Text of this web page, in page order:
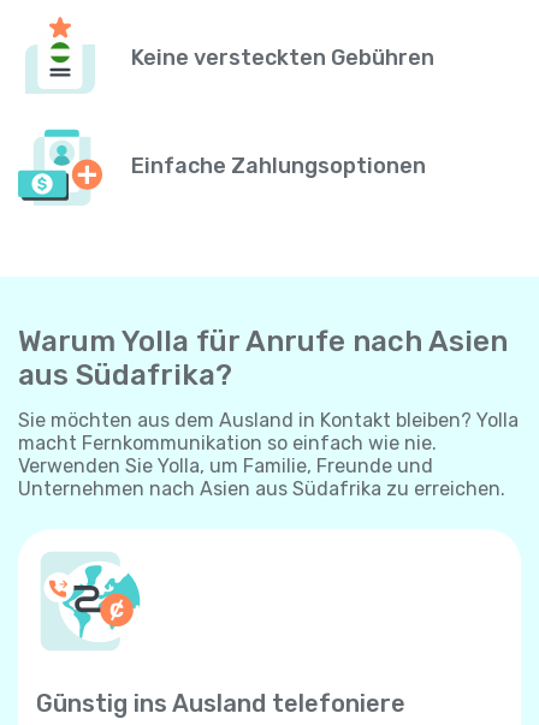
Keine versteckten Gebühren
Einfache Zahlungsoptionen
Warum Yolla für Anrufe nach Asien
aus Südafrika?
Sie möchten aus dem Ausland in Kontakt bleiben? Yolla
macht Fernkommunikation so einfach wie nie.
Verwenden Sie Yolla, um Familie, Freunde und
Unternehmen nach Asien aus Südafrika zu erreichen.
Günstig ins Ausland telefoniere